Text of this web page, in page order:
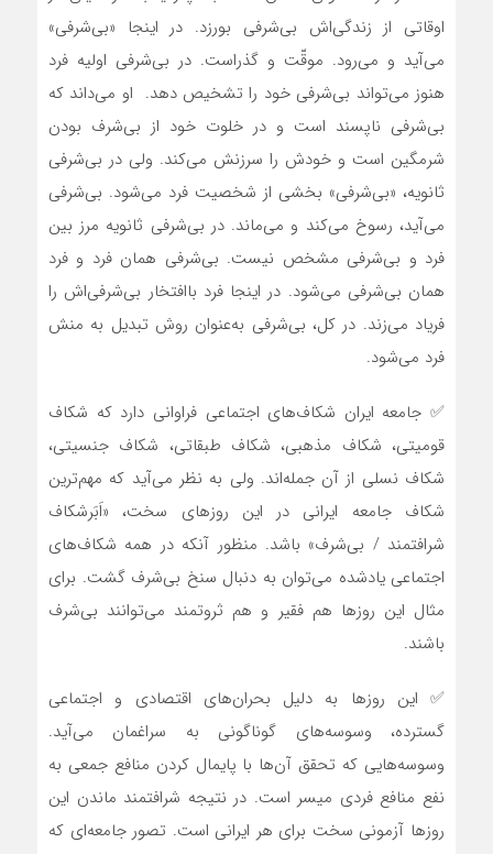
اوقاتی از زندگی‌اش بی‌شرفی بورزد. در اینجا «بی‌شرفی»
می‌آید و می‌رود. موقّت و گذراست. در بی‌شرفی اولیه فرد
هنوز می‌تواند بی‌شرفی خود را تشخیص دهد. او می‌داند که
بی‌شرفی ناپسند است و در خلوت خود از بی‌شرف بودن
شرمگین است و خودش را سرزنش می‌کند. ولی در بی‌شرفی
ثانویه، «بی‌شرفی» بخشی از شخصیت فرد می‌شود. بی‌شرفی
می‌آید، رسوخ می‌کند و می‌ماند. در بی‌شرفی ثانویه مرز بین
فرد و بی‌شرفی مشخص نیست. بی‌شرفی همان فرد و فرد
همان بی‌شرفی می‌شود. در اینجا فرد باافتخار بی‌شرفی‌اش را
فریاد می‌زند. در کل، بی‌شرفی به‌عنوان روش تبدیل به منش
فرد می‌شود.
✅ جامعه ایران شکاف‌های اجتماعی فراوانی دارد که شکاف
قومیتی، شکاف مذهبی، شکاف طبقاتی، شکاف جنسیتی،
شکاف نسلی از آن جمله‌اند. ولی به نظر می‌آید که مهم‌ترین
شکاف جامعه ایرانی در این روزهای سخت، «اَبَرشکاف
شرافتمند / بی‌شرف» باشد. منظور آن‏که در همه شکاف‌های
اجتماعی یادشده می‌توان به دنبال سنخ بی‌شرف گشت. برای
مثال این روزها هم فقیر و هم ثروتمند می‌توانند بی‌شرف
باشند.
✅ این روزها به دلیل بحران‌های اقتصادی و اجتماعی
گسترده، وسوسه‌های گوناگونی به سراغ‏مان می‌آید.
وسوسه‌هایی که تحقق آن‌ها با پایمال کردن منافع جمعی به
نفع منافع فردی میسر است. در نتیجه شرافتمند ماندن این
روزها آزمونی سخت برای هر ایرانی است. تصور جامعه‌ای که